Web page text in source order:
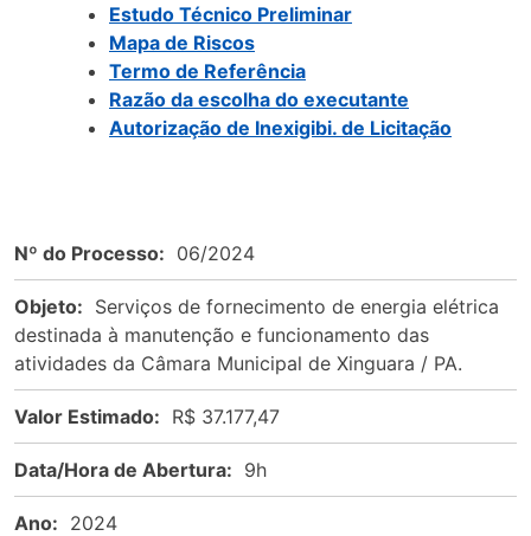
Estudo Técnico Preliminar
Mapa de Riscos
Termo de Referência
Razão da escolha do executante
Autorização de Inexigibi. de Licitação
Nº do Processo: 06/2024
Objeto: Serviços de fornecimento de energia elétrica
destinada à manutenção e funcionamento das
atividades da Câmara Municipal de Xinguara / PA.
Valor Estimado: R$ 37.177,47
Data/Hora de Abertura: 9h
Ano: 2024